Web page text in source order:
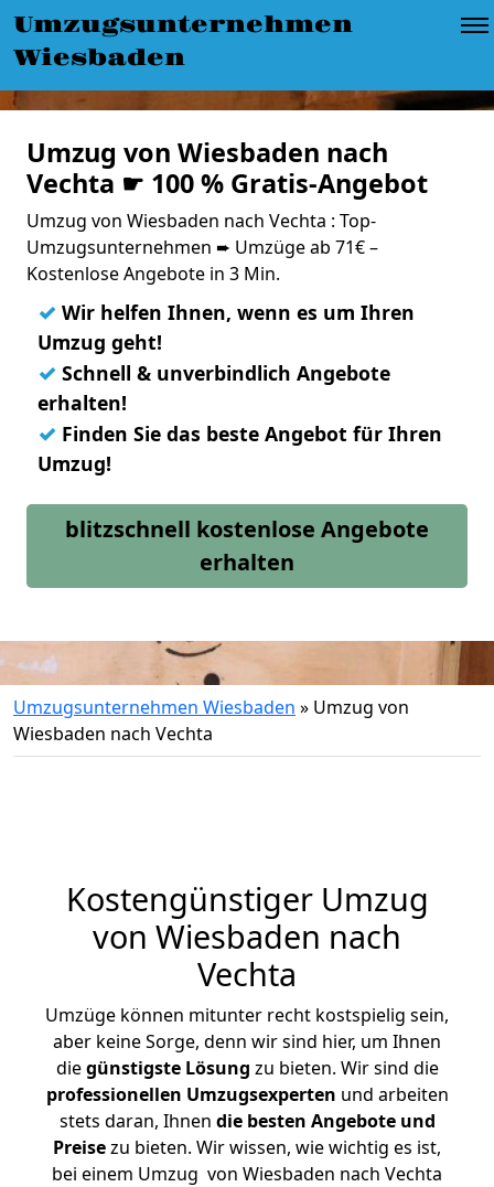
Umzugsunternehmen
Wiesbaden
Umzug von Wiesbaden nach
Vechta ☛ 100 % Gratis-Angebot
Umzug von Wiesbaden nach Vechta : Top-
Umzugsunternehmen ➨ Umzüge ab 71€ –
Kostenlose Angebote in 3 Min.
✓ Wir helfen Ihnen, wenn es um Ihren
Umzug geht!
✓ Schnell & unverbindlich Angebote
erhalten!
✓ Finden Sie das beste Angebot für Ihren
Umzug!
blitzschnell kostenlose Angebote
erhalten
Umzugsunternehmen Wiesbaden » Umzug von
Wiesbaden nach Vechta
Kostengünstiger Umzug
von Wiesbaden nach
Vechta
Umzüge können mitunter recht kostspielig sein,
aber keine Sorge, denn wir sind hier, um Ihnen
diegünstigste Lösung zu bieten. Wir sind die
professionellen Umzugsexperten und arbeiten
stets daran, Ihnen die besten Angebote und
Preisezu bieten. Wir wissen, wie wichtig es ist,
bei einem Umzug von Wiesbaden nach Vechta